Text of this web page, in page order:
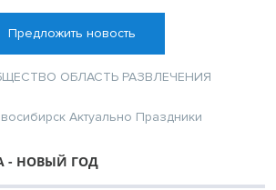
Предложить новость
ОБЛАСТЬ РАЗВЛЕЧЕНИЯ
Актуально Праздники
- НОВЫЙ ГОД